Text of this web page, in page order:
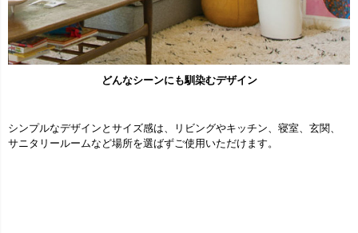
どんなシーンにも馴染むデザイン
シンプルなデザインとサイズ感は、リビングやキッチン、寝室、玄関、
サニタリールームなど場所を選ばずご使用いただけます。